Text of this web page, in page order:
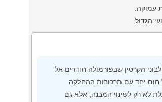
עמוקה.
הגדול.
הקרטין שבפורמולה חודרים אל
חום יחד עם תרכובות ההחלקה
לא רק לשינוי המבנה, אלא גם